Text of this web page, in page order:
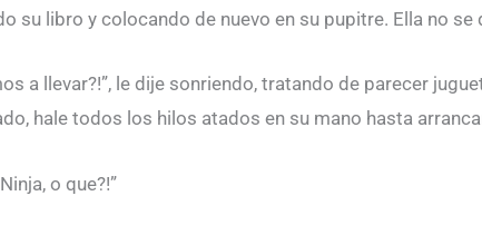
su libro y colocando de nuevo en su pupitre. Ella no se
a llevar?!”, le dije sonriendo, tratando de parecer
hale todos los hilos atados en su mano hasta
o que?!”